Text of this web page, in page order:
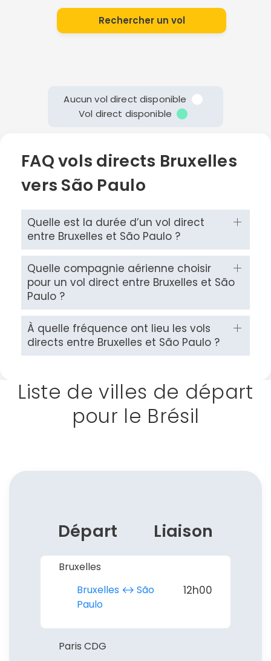
Rechercher un vol
Aucun vol direct disponible
Vol direct disponible
FAQ vols directs Bruxelles
vers São Paulo
Quelle est la durée d’un vol direct
entre Bruxelles et São Paulo ?
Quelle compagnie aérienne choisir
pour un vol direct entre Bruxelles et São
Paulo ?
À quelle fréquence ont lieu les vols
directs entre Bruxelles et São Paulo ?
Liste de villes de départ
pour le Brésil
Départ Liaison
Bruxelles
Bruxelles ↔︎ São
Paulo
12h00
Paris CDG
Continuer avec Apple
ou connectez-vous par mail
confidentialité.